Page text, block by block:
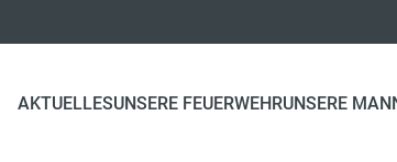
AKTUELLESUNSERE FEUERWEHRUNSERE